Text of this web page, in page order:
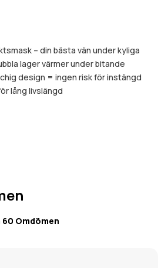
– din bästa vän under kyliga
lager värmer under bitande
design = ingen risk för instängd
lång livslängd
60 Omdömen